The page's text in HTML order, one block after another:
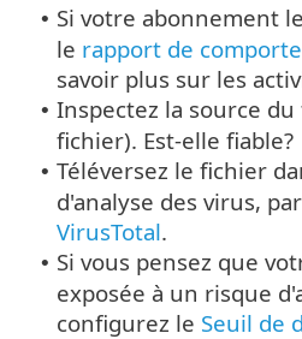
• Si votre abonnement
le rapport de
savoir plus sur les
• Inspectez la source du
fichier). Est-elle fiable?
• Téléversez le fichier
d'analyse des virus,
VirusTotal.
• Si vous pensez que
exposée à un risque
configurez le Seuil de